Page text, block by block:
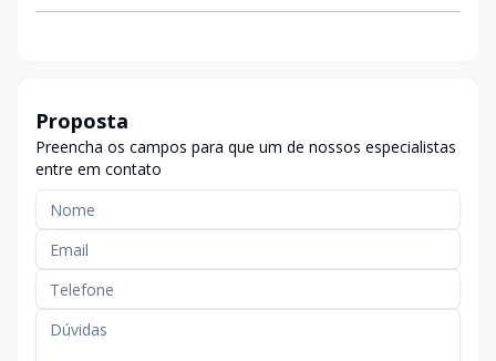
Proposta
Preencha os campos para que um de nossos especialistas
entre em contato